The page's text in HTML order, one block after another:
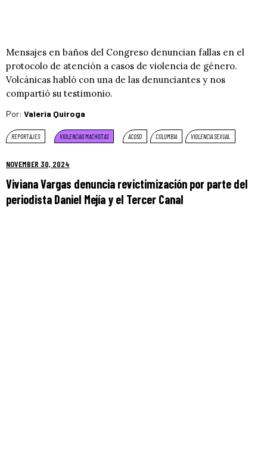
Mensajes en baños del Congreso denuncian fallas en el
protocolo de atención a casos de violencia de género.
Volcánicas habló con una de las denunciantes y nos
compartió su testimonio.
Por: Valeria Quiroga
REPORTAJES VIOLENCIAS MACHISTAS ACOSO COLOMBIA VIOLENCIA SEXUAL
NOVEMBER 30, 2024
Viviana Vargas denuncia revictimización por parte del
periodista Daniel Mejía y el Tercer Canal